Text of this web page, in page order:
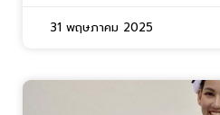
31 พฤษภาคม 2025